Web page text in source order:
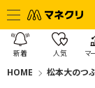
新着 人気 マ
HOME 松本大のつ